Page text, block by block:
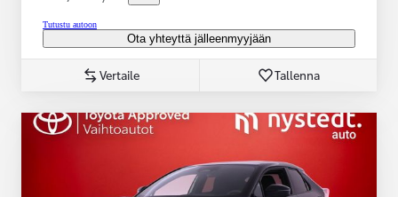
Tutustu autoon
Ota yhteyttä jälleenmyyjään
Vertaile Tallenna